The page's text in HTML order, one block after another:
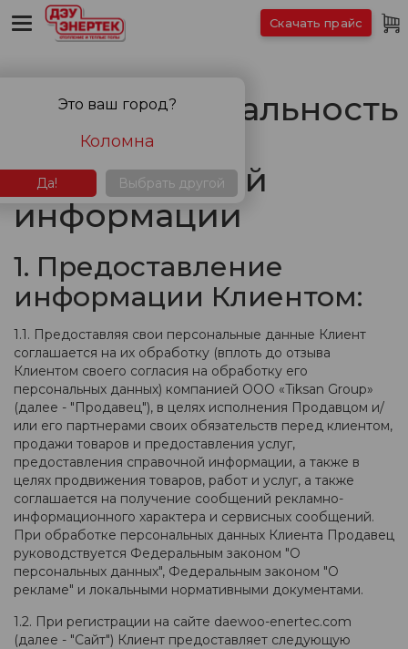
Конфиденциальность
и обработка
персональной
информации
1. Предоставление
информации Клиентом:
1.1. Предоставляя свои персональные данные Клиент
соглашается на их обработку (вплоть до отзыва
Клиентом своего согласия на обработку его
персональных данных) компанией ООО «Tiksan Group»
(далее - "Продавец"), в целях исполнения Продавцом и/
или его партнерами своих обязательств перед клиентом,
продажи товаров и предоставления услуг,
предоставления справочной информации, а также в
целях продвижения товаров, работ и услуг, а также
соглашается на получение сообщений рекламно-
информационного характера и сервисных сообщений.
При обработке персональных данных Клиента Продавец
руководствуется Федеральным законом "О
персональных данных", Федеральным законом "О
рекламе" и локальными нормативными документами.
1.2. При регистрации на сайте daewoo-enertec.com
(далее - "Сайт") Клиент предоставляет следующую
Скачать прайс
Это ваш город?
Коломна
Да! Выбрать другой